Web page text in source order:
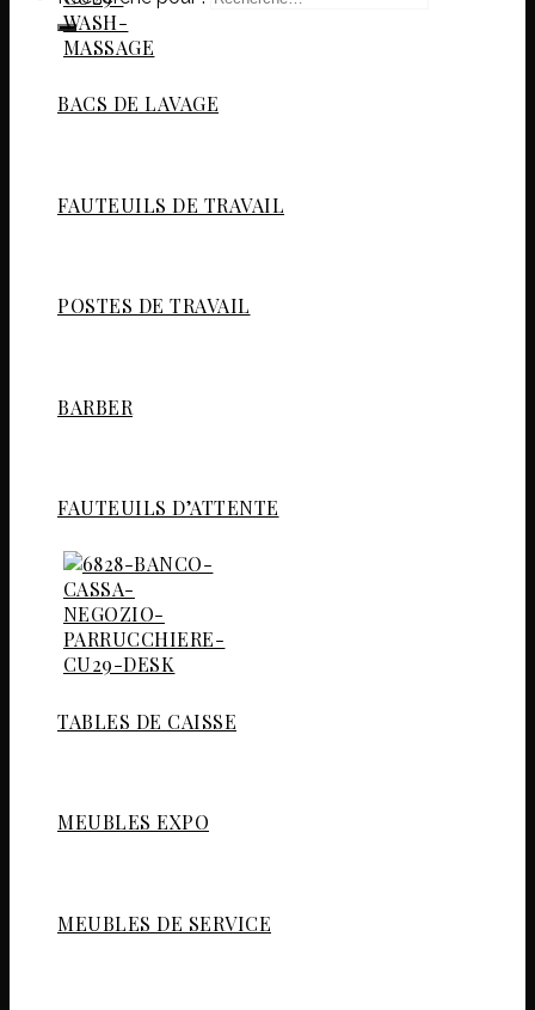
BACS DE LAVAGE
FAUTEUILS DE TRAVAIL
POSTES DE TRAVAIL
BARBER
FAUTEUILS D’ATTENTE
TABLES DE CAISSE
MEUBLES EXPO
MEUBLES DE SERVICE